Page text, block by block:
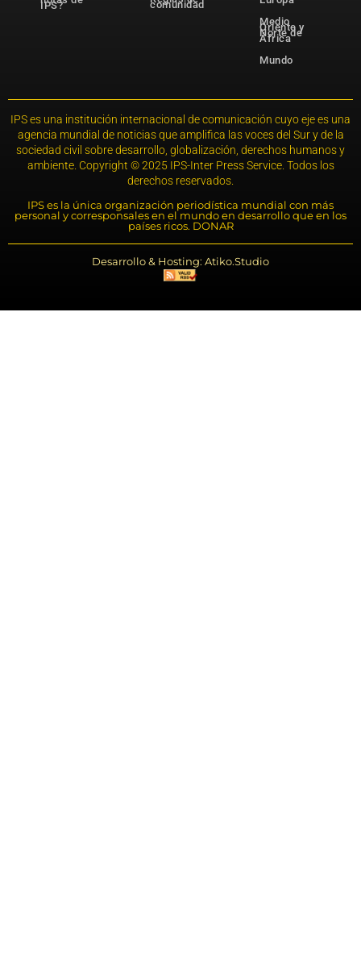
IPS? comunidad
Medio
Oriente y
Norte de
África
Mundo
IPS es una institución internacional de comunicación cuyo eje es una
agencia mundial de noticias que amplifica las voces del Sur y de la
sociedad civil sobre desarrollo, globalización, derechos humanos y
ambiente. Copyright © 2025 IPS-Inter Press Service. Todos los
derechos reservados.
IPS es la única organización periodística mundial con más
personal y corresponsales en el mundo en desarrollo que en los
países ricos. DONAR
Desarrollo & Hosting: Atiko.Studio